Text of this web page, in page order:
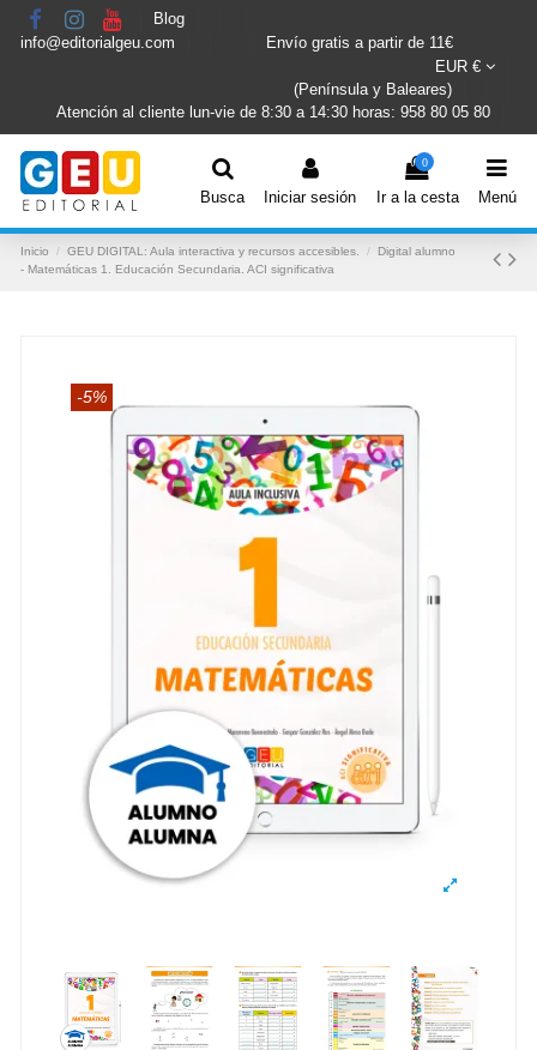
Blog
info@editorialgeu.com
Envío gratis a partir de 11€
EUR €
(Península y Baleares)
Atención al cliente lun-vie de 8:30 a 14:30 horas: 958 80 05 80
Busca Iniciar sesión
0
Ir a la cesta Menú
Inicio GEU DIGITAL: Aula interactiva y recursos accesibles.
Digital alumno
- Matemáticas 1. Educación Secundaria. ACI significativa
-5%